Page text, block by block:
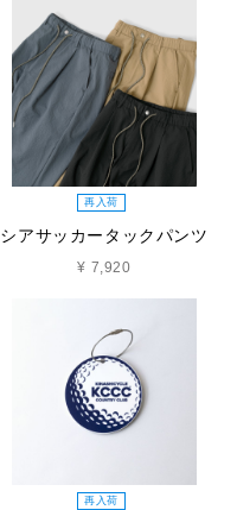
再入荷
シアサッカータックパンツ
¥ 7,920
再入荷